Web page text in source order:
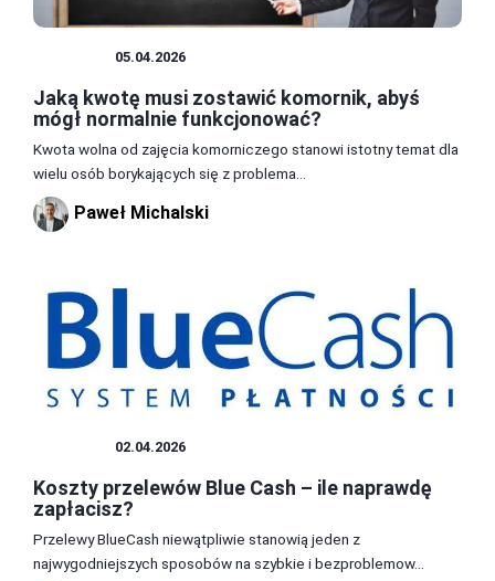
05.04.2026
Jaką kwotę musi zostawić komornik, abyś
mógł normalnie funkcjonować?
Kwota wolna od zajęcia komorniczego stanowi istotny temat dla
wielu osób borykających się z problema...
Paweł Michalski
02.04.2026
Koszty przelewów Blue Cash – ile naprawdę
zapłacisz?
Przelewy BlueCash niewątpliwie stanowią jeden z
najwygodniejszych sposobów na szybkie i bezproblemow...